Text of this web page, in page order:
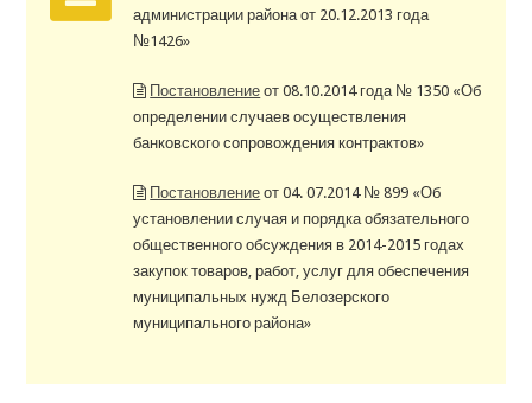
администрации района от 20.12.2013 года
№1426»
Постановление от 08.10.2014 года № 1350 «Об
определении случаев осуществления
банковского сопровождения контрактов»
Постановление от 04. 07.2014 № 899 «Об
установлении случая и порядка обязательного
общественного обсуждения в 2014-2015 годах
закупок товаров, работ, услуг для обеспечения
муниципальных нужд Белозерского
муниципального района»